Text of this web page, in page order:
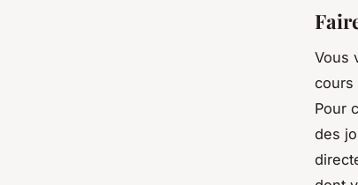
Vous
cours
Pour
des